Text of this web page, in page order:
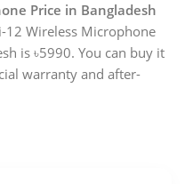
Price in Bangladesh
12 Wireless Microphone
is ৳5990. You can buy it
warranty and after-